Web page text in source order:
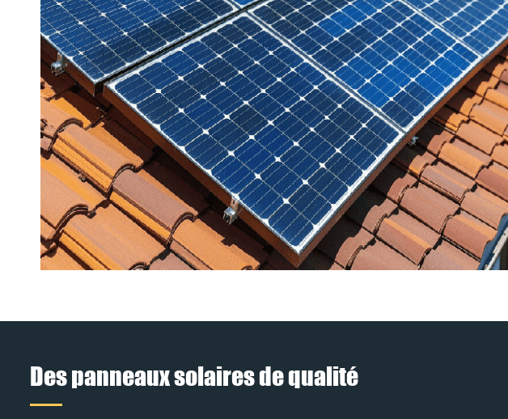
Des panneaux solaires de qualité